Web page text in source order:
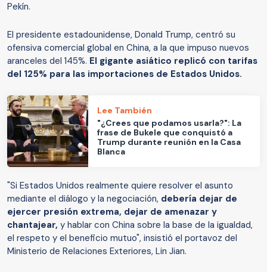
Pekín.
El presidente estadounidense, Donald Trump, centró su
ofensiva comercial global en China, a la que impuso nuevos
aranceles del 145%. El gigante asiático replicó con tarifas
del 125% para las importaciones de Estados Unidos.
Lee También
"¿Crees que podamos usarla?": La
frase de Bukele que conquistó a
Trump durante reunión en la Casa
Blanca
"Si Estados Unidos realmente quiere resolver el asunto
mediante el diálogo y la negociación, debería dejar de
ejercer presión extrema, dejar de amenazar y
chantajear, y hablar con China sobre la base de la igualdad,
el respeto y el beneficio mutuo", insistió el portavoz del
Ministerio de Relaciones Exteriores, Lin Jian.